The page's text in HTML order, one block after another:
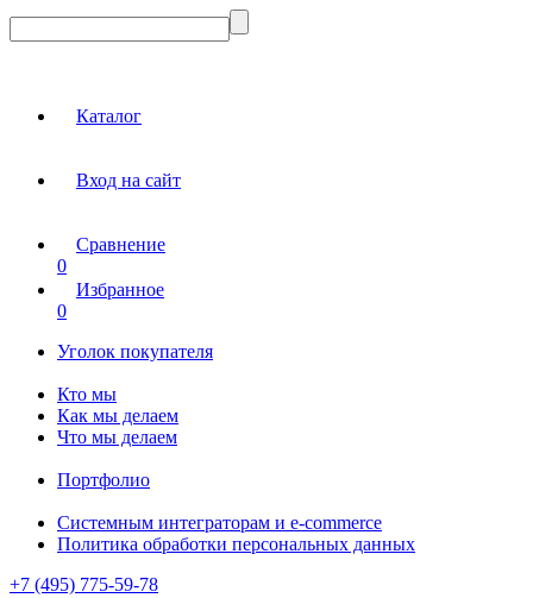
Каталог
Вход на сайт
Сравнение
0
Избранное
0
Уголок покупателя
Кто мы
Как мы делаем
Что мы делаем
Портфолио
Системным интеграторам и e-commerce
Политика обработки персональных данных
+7 (495) 775-59-78